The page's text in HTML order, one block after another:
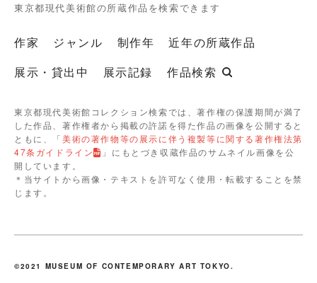
東京都現代美術館の所蔵作品を検索できます
作家 ジャンル 制作年
近年の所蔵作品
展示・貸出中
展示記録 作品検索
東京都現代美術館コレクション検索では、著作権の保護期間が満了
した作品、著作権者から掲載の許諾を得た作品の画像を公開すると
ともに、「美術の著作物等の展示に伴う複製等に関する著作権法第
47条ガイドライン
」にもとづき収蔵作品のサムネイル画像を公
開しています。
＊当サイトから画像・テキストを許可なく使用・転載することを禁
じます。
©2021 MUSEUM OF CONTEMPORARY ART TOKYO.